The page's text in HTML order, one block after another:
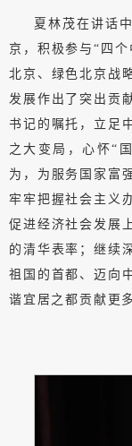
夏林茂在讲话
京，积极参与“四
北京、绿色北京战
发展作出了突出贡
书记的嘱托，立足
之大变局，心怀“
为，为服务国家富
牢牢把握社会主义
促进经济社会发展
的清华表率；继续
祖国的首都、迈向
谐宜居之都贡献更